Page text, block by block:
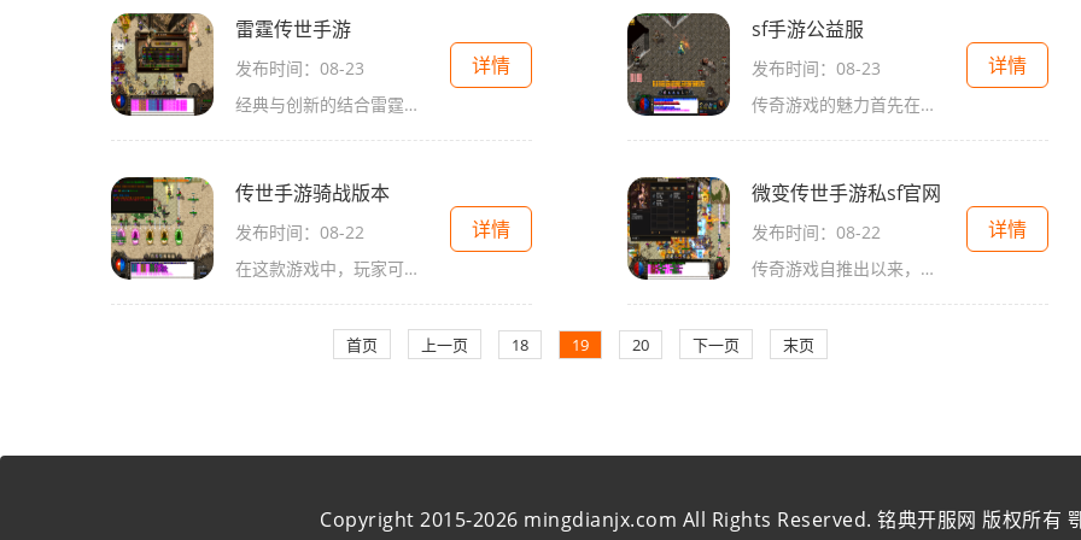
雷霆传世手游
发布时间：08-23
经典与创新的结合雷霆传世手游是一款致力于传承经典传奇游戏的手机角色扮演游戏。作为一款传奇游戏，它继承了杀怪、爆装备、打Boss的核心玩法，让玩家在游戏中体验到经典传奇的快感。游戏也在玩法和机制上进行了创新，使其更加符合现代玩家的需求。散人追
详情
sf手游公益服
发布时间：08-23
传奇游戏的魅力首先在于其丰富的角色扮演元素。玩家可以选择不同的职业，如战士、法师和道士，每个职业都有其独特的技能和玩法。战士以其强大的近战能力和高生命值著称，适合喜欢冲锋陷阵的玩家；法师则擅长远程攻击和群体伤害，适合喜欢策略和控制的玩家；道
详情
传世手游骑战版本
发布时间：08-22
在这款游戏中，玩家可以选择不同的职业，如战士、法师和道士，每个职业都有其独特的技能和玩法。角色扮演的深度体现在职业之间的搭配与配合上，玩家需要根据自身的风格选择合适的角色。在副本挑战中，团队的协作显得尤为重要，合理的职业组合能够大大提高通关
详情
微变传世手游私sf官网
发布时间：08-22
传奇游戏自推出以来，就以其丰富的剧情和多样的玩法征服了大量玩家。微变传世在传统传奇的基础上进行了适度的修改，使得游戏体验更加新颖。玩家可以选择不同的职业，如战士、法师和道士，每个职业都有其独特的技能和玩法，玩家可以根据自己的喜好进行选择。角
详情
首页 上一页 18 19 20 下一页 末页
Copyright 2015-2026 mingdianjx.com All Rights Reserved. 铭典开服网 版权所有